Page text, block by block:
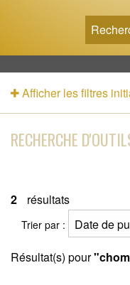
Afficher les filtres
RECHERCHE
2 résultats
Trier par :
Résultat(s) pour